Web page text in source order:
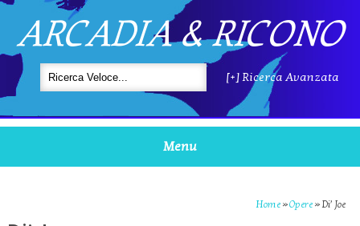
ARCADIA & RICONO
[+] Ricerca Avanzata
Menu
Home »Opere » Di’ Joe